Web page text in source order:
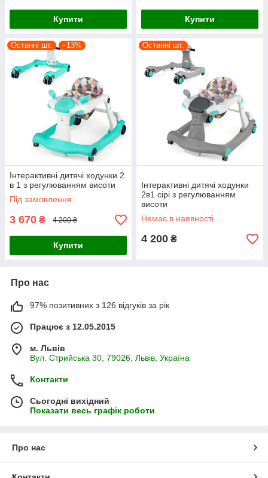
Купити Купити
Останні шт. –13%
Інтерактивні дитячі ходунки 2
в 1 з регулюванням висоти
Під замовлення
3 670 ₴ 4 200 ₴
Купити
Останні шт.
Інтерактивні дитячі ходунки
2в1 сірі з регулюванням
висоти
Немає в наявності
4 200 ₴
Про нас
97% позитивних з 126 відгуків за рік
Працює з 12.05.2015
м. Львів
Вул. Стрийська 30, 79026, Львів, Україна
Контакти
Сьогодні вихідний
Показати весь графік роботи
Про нас